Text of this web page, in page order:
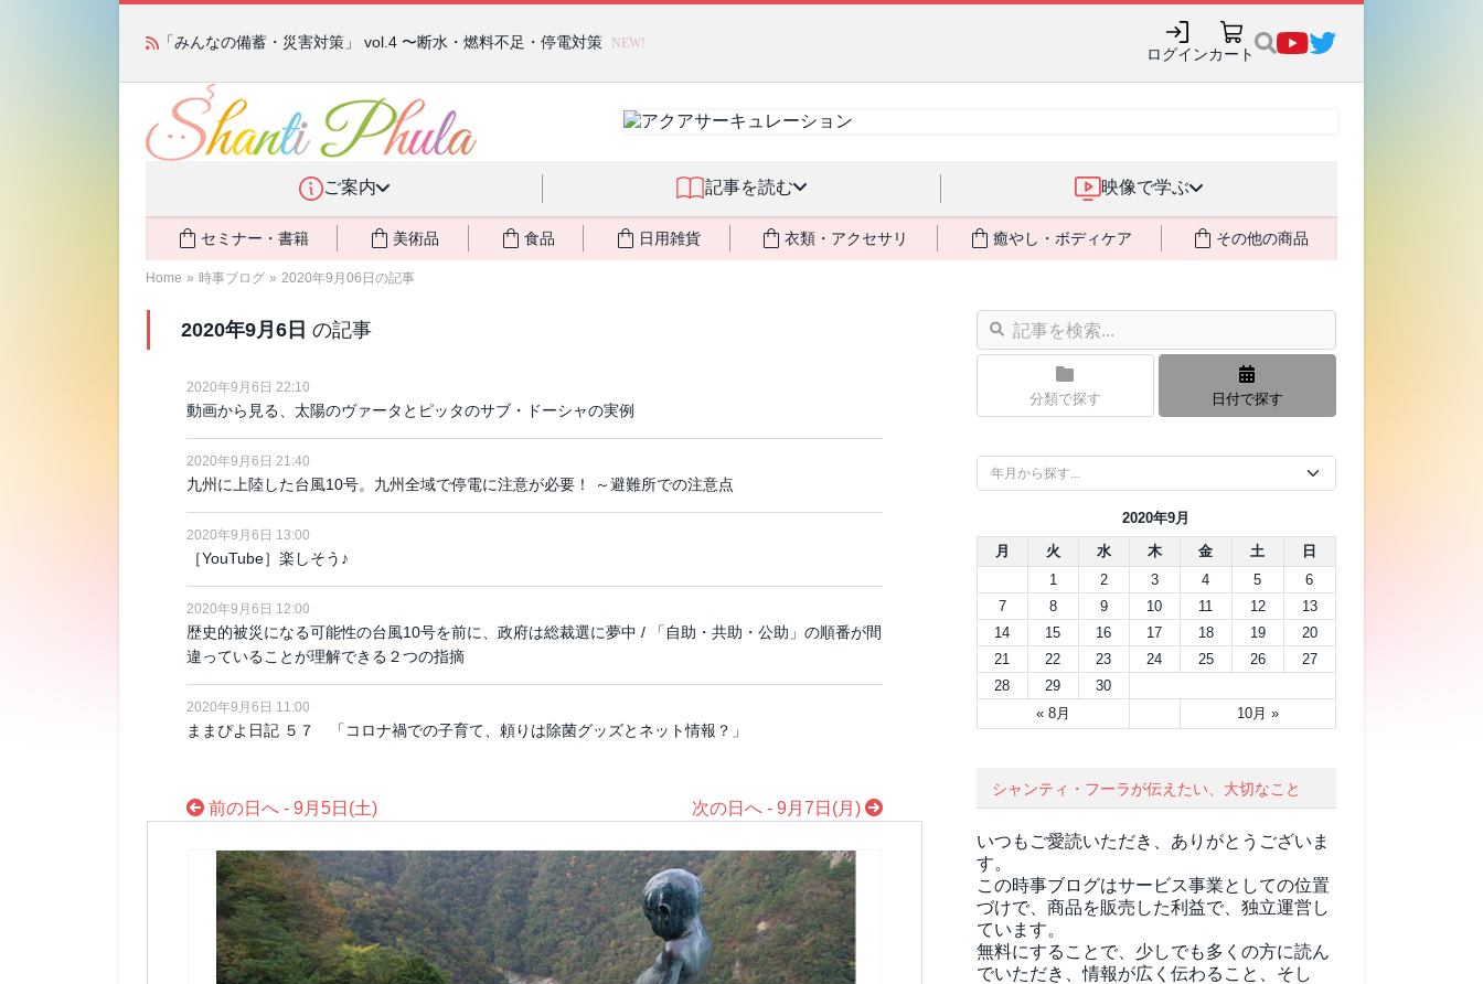
「みんなの備蓄・災害対策」 vol.4 〜断水・燃料不足・停電対策 NEW!
ログインカート
ご案内 記事を読む 映像で学ぶ
セミナー・書籍 美術品 食品 日用雑貨 衣類・アクセサリ 癒やし・ボディケア その他の商品
Home » 時事ブログ » 2020年9月06日の記事
2020年9月6日 の記事
2020年9月6日 22:10
動画から見る、太陽のヴァータとピッタのサブ・ドーシャの実例
2020年9月6日 21:40
九州に上陸した台風10号。九州全域で停電に注意が必要！ ～避難所での注意点
2020年9月6日 13:00
［YouTube］楽しそう♪
2020年9月6日 12:00
歴史的被災になる可能性の台風10号を前に、政府は総裁選に夢中 / 「自助・共助・公助」の順番が間
違っていることが理解できる２つの指摘
2020年9月6日 11:00
ままぴよ日記 ５７ 「コロナ禍での子育て、頼りは除菌グッズとネット情報？」
前の日へ - 9月5日(土) 次の日へ - 9月7日(月)
分類で探す 日付で探す
2020年9月
月
火 水 木 金 土 日
« 8月 10月 »
1 2 3 4 5
6
7
8 9 10 11 12
13
14
15 16 17 18 19
20
21
22 23 24 25 26
27
28
29 30
シャンティ・フーラが伝えたい、大切なこと
いつもご愛読いただき、ありがとうございま
す。
この時事ブログはサービス事業としての位置
づけで、商品を販売した利益で、独立運営し
ています。
無料にすることで、少しでも多くの方に読ん
でいただき、情報が広く伝わること、そし